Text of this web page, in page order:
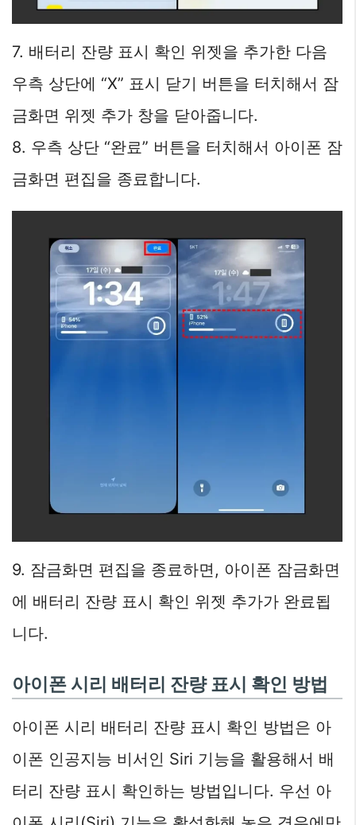
7. 배터리 잔량 표시 확인 위젯을 추가한 다음
우측 상단에 “X” 표시 닫기 버튼을 터치해서 잠
금화면 위젯 추가 창을 닫아줍니다.
8. 우측 상단 “완료” 버튼을 터치해서 아이폰 잠
금화면 편집을 종료합니다.
9. 잠금화면 편집을 종료하면, 아이폰 잠금화면
에 배터리 잔량 표시 확인 위젯 추가가 완료됩
니다.
아이폰 시리 배터리 잔량 표시 확인 방법
아이폰 시리 배터리 잔량 표시 확인 방법은 아
이폰 인공지능 비서인 Siri 기능을 활용해서 배
터리 잔량 표시 확인하는 방법입니다. 우선 아